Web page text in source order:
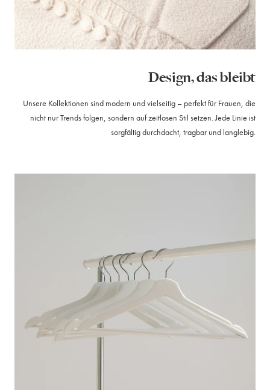
Design, das bleibt
Unsere Kollektionen sind modern und vielseitig – perfekt für Frauen, die
nicht nur Trends folgen, sondern auf zeitlosen Stil setzen. Jede Linie ist
sorgfältig durchdacht, tragbar und langlebig.